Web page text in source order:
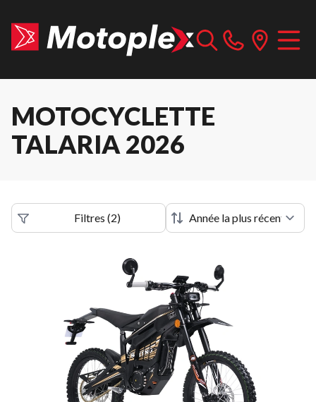
MOTOCYCLETTE
TALARIA 2026
Filtres (2)